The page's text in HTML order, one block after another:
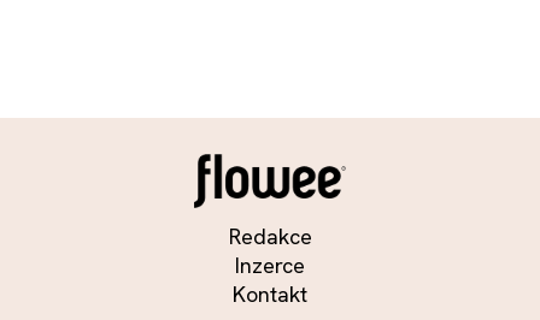
Redakce
Inzerce
Kontakt